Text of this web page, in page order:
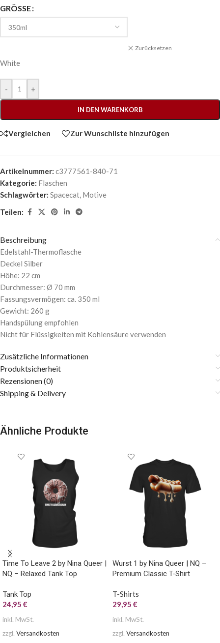
GRÖSSE
Zurücksetzen
White
- +
IN DEN WARENKORB
Vergleichen Zur Wunschliste hinzufügen
Artikelnummer: c3777561-840-71
Kategorie: Flaschen
Schlagwörter: Spacecat, Motive
Teilen:
Beschreibung
Edelstahl-Thermoflasche
Deckel Silber
Höhe: 22 cm
Durchmesser: Ø 70 mm
Fassungsvermögen: ca. 350 ml
Gewicht: 260 g
Handspülung empfohlen
Nicht für Flüssigkeiten mit Kohlensäure verwenden
Zusätzliche Informationen
Produktsicherheit
Rezensionen (0)
Shipping & Delivery
Ähnliche Produkte
Time To Leave 2 by Nina Queer |
NQ – Relaxed Tank Top
Tank Top
24,95 €
inkl. MwSt.
zzgl. Versandkosten
Wurst 1 by Nina Queer | NQ –
Premium Classic T-Shirt
T-Shirts
29,95 €
inkl. MwSt.
zzgl. Versandkosten